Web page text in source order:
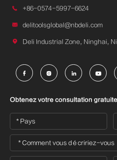
 +86-0574-5997-6624
 delitoolsglobal@nbdeli.com
 Deli Industrial Zone, Ninghai,
   
Obtenez votre consultation gratuite